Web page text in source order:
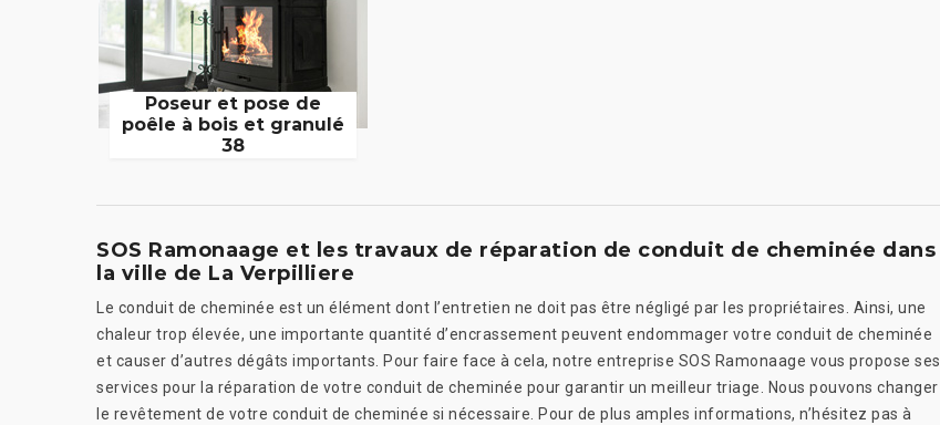
Poseur et pose de
poêle à bois et granulé
38
SOS Ramonaage et les travaux de réparation de conduit de cheminée dans
la ville de La Verpilliere
Le conduit de cheminée est un élément dont l’entretien ne doit pas être négligé par les propriétaires. Ainsi, une
chaleur trop élevée, une importante quantité d’encrassement peuvent endommager votre conduit de cheminée
et causer d’autres dégâts importants. Pour faire face à cela, notre entreprise SOS Ramonaage vous propose ses
services pour la réparation de votre conduit de cheminée pour garantir un meilleur triage. Nous pouvons changer
le revêtement de votre conduit de cheminée si nécessaire. Pour de plus amples informations, n’hésitez pas à